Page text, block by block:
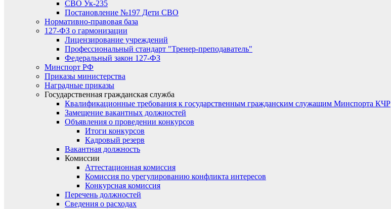
СВО Ук-235
Постановление №197 Дети СВО
Нормативно-правовая база
127-ФЗ о гармонизации
Лицензирование учреждений
Профессиональный стандарт "Тренер-преподаватель"
Федеральный закон 127-ФЗ
Минспорт РФ
Приказы министерства
Наградные приказы
Государственная гражданская служба
Квалификационные требования к государственным гражданским служащим Минспорта КЧР
Замещение вакантных должностей
Объявления о проведении конкурсов
Итоги конкурсов
Кадровый резерв
Вакантная должность
Комиссии
Аттестационная комиссия
Комиссия по урегулированию конфликта интересов
Конкурсная комиссия
Перечень должностей
Сведения о расходах